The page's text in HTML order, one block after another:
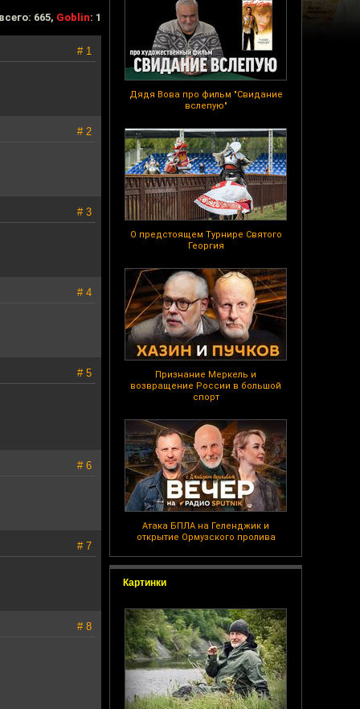
Дядя Вова про фильм "Свидание
вслепую"
О предстоящем Турнире Святого
Георгия
Признание Меркель и
возвращение России в большой
спорт
Атака БПЛА на Геленджик и
открытие Ормузского пролива
Картинки
всего: 665, Goblin: 1
# 1
# 2
# 3
# 4
# 5
# 6
# 7
# 8